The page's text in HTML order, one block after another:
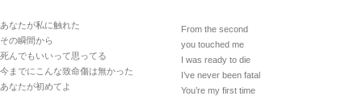
あなたが私に触れた
その瞬間から
死んでもいいって思ってる
今までにこんな致命傷は無かった
あなたが初めてよ
From the second
you touched me
I was ready to die
I’ve never been fatal
You’re my first time